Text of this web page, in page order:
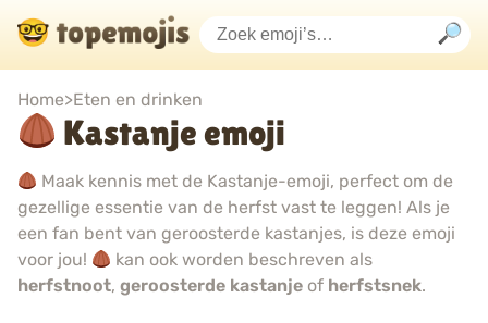
Home>Eten en drinken
Kastanje emoji
Maak kennis met de Kastanje-emoji, perfect om de
gezellige essentie van de herfst vast te leggen! Als je
een fan bent van geroosterde kastanjes, is deze emoji
voor jou!
kan ook worden beschreven als
herfstnoot, geroosterde kastanje of herfstsnek.